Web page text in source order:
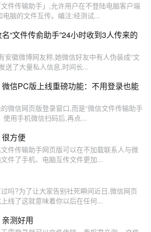
件传输助手」,允许用户在不登陆电脑客户端
电脑的文件互传。编注:经测试...
“文件传俞助手”24小时收到3人传来的
安徽微博网友称,她微信好友中有人伪装成“文
送了大量私人信息,时间长...
信PC版上线重磅功能：不用登录也能
微信网页版登录窗口,而是“微信文件传输助手
使用手机微信扫码后,再点...
方便
件传输助手网页版可以在不加载联系人与微
件了手机、电脑互传文件更加...
吗?为了让大家告别社死瞬间近日,微信网页
线了这就意味着你以后在任何...
测好用